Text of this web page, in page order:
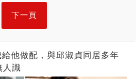
下一頁
他做配，與邱淑貞同居多年
人識